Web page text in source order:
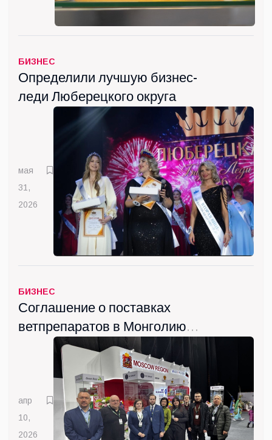
БИЗНЕС
Определили лучшую бизнес-
леди Люберецкого округа
мая
31,
2026
БИЗНЕС
Соглашение о поставках
ветпрепаратов в Монголию
подписала Госкомпания
"ВИК" из Люберец
апр
10,
2026